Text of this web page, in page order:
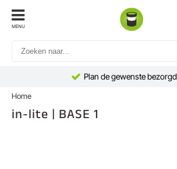
MENU
Plan de gewenste
Home
in-lite | BASE 1